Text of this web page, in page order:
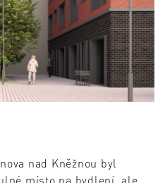
nad Kněžnou byl